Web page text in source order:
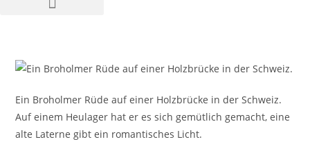
Ein Broholmer Rüde auf einer Holzbrücke in der Schweiz.
Auf einem Heulager hat er es sich gemütlich gemacht, eine
alte Laterne gibt ein romantisches Licht.